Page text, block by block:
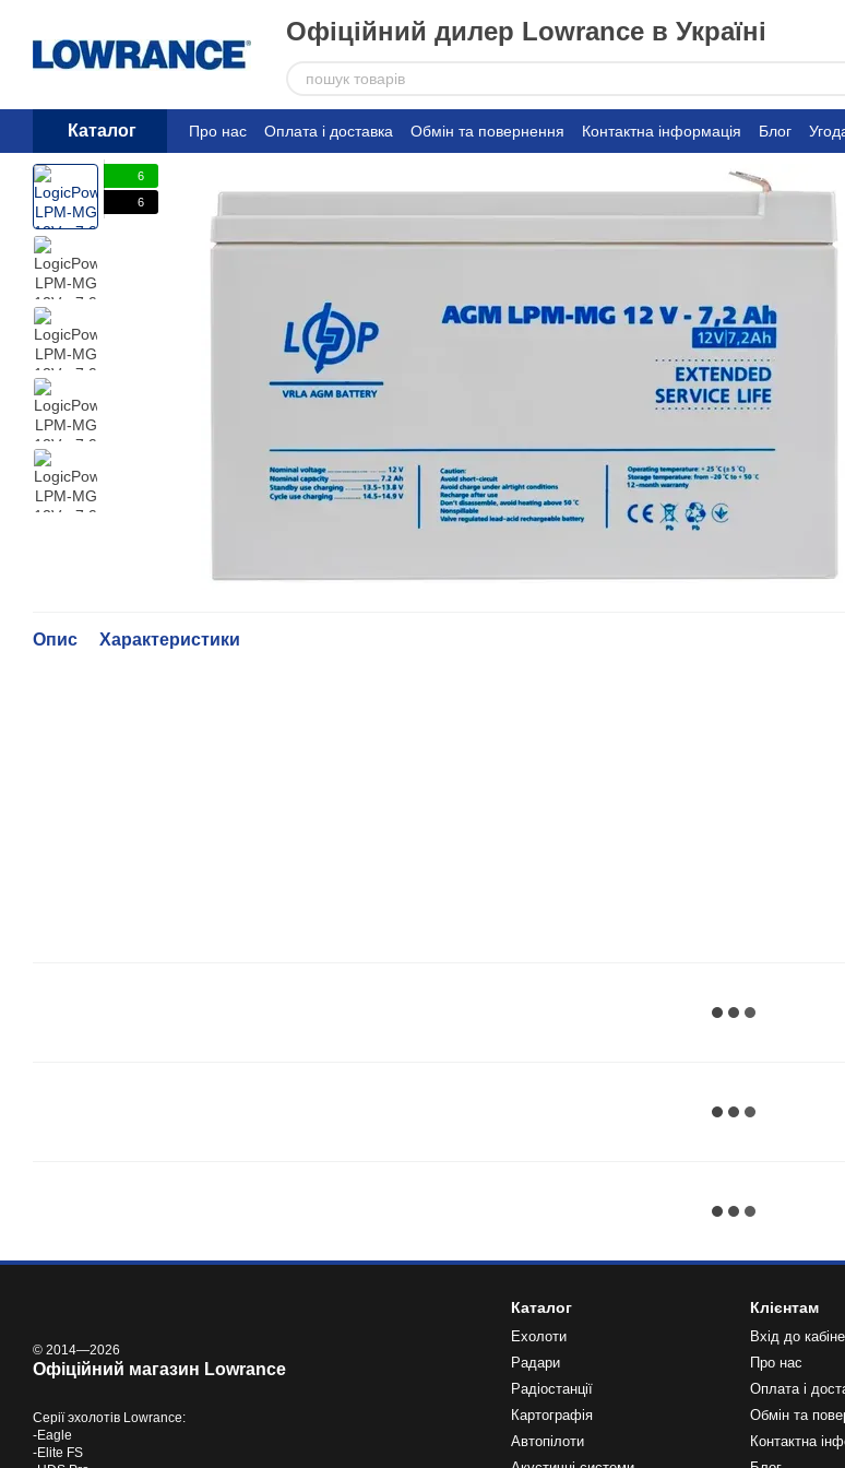
Офіційний дилер Lowrance в Україні
Каталог Про нас Оплата і доставка Обмін та повернення Контактна інформація Блог
6
6
Опис Характеристики
© 2014—2026
Офіційний магазин Lowrance
Серіїэхолотів Lowrance:
-Eagle
-Elite FS
Каталог
Ехолоти
Радари
Радіостанції
Картографія
Автопілоти
Клієнтам
Вхід до
Про нас
Оплата і
Обмін та
Контактна